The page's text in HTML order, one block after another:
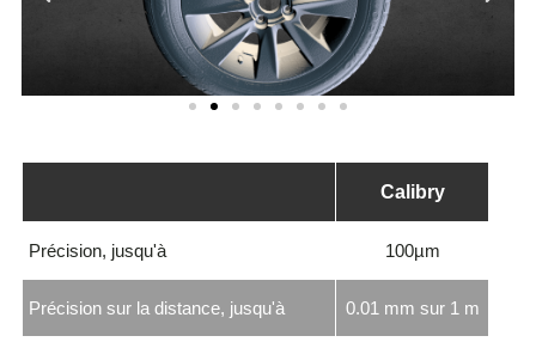
Calibry
Précision, jusqu'à 100µm
Précision sur la distance, jusqu'à 0.01 mm sur 1 m